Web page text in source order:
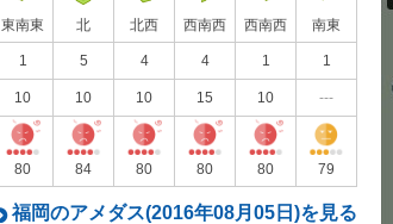
東南東 北 北西 西南西 西南西 南東
1 5 4 4 1 1
10 10 10 15 10 ---
80 84 80 80 80 79
福岡のアメダス(2016年08月05日)を見る